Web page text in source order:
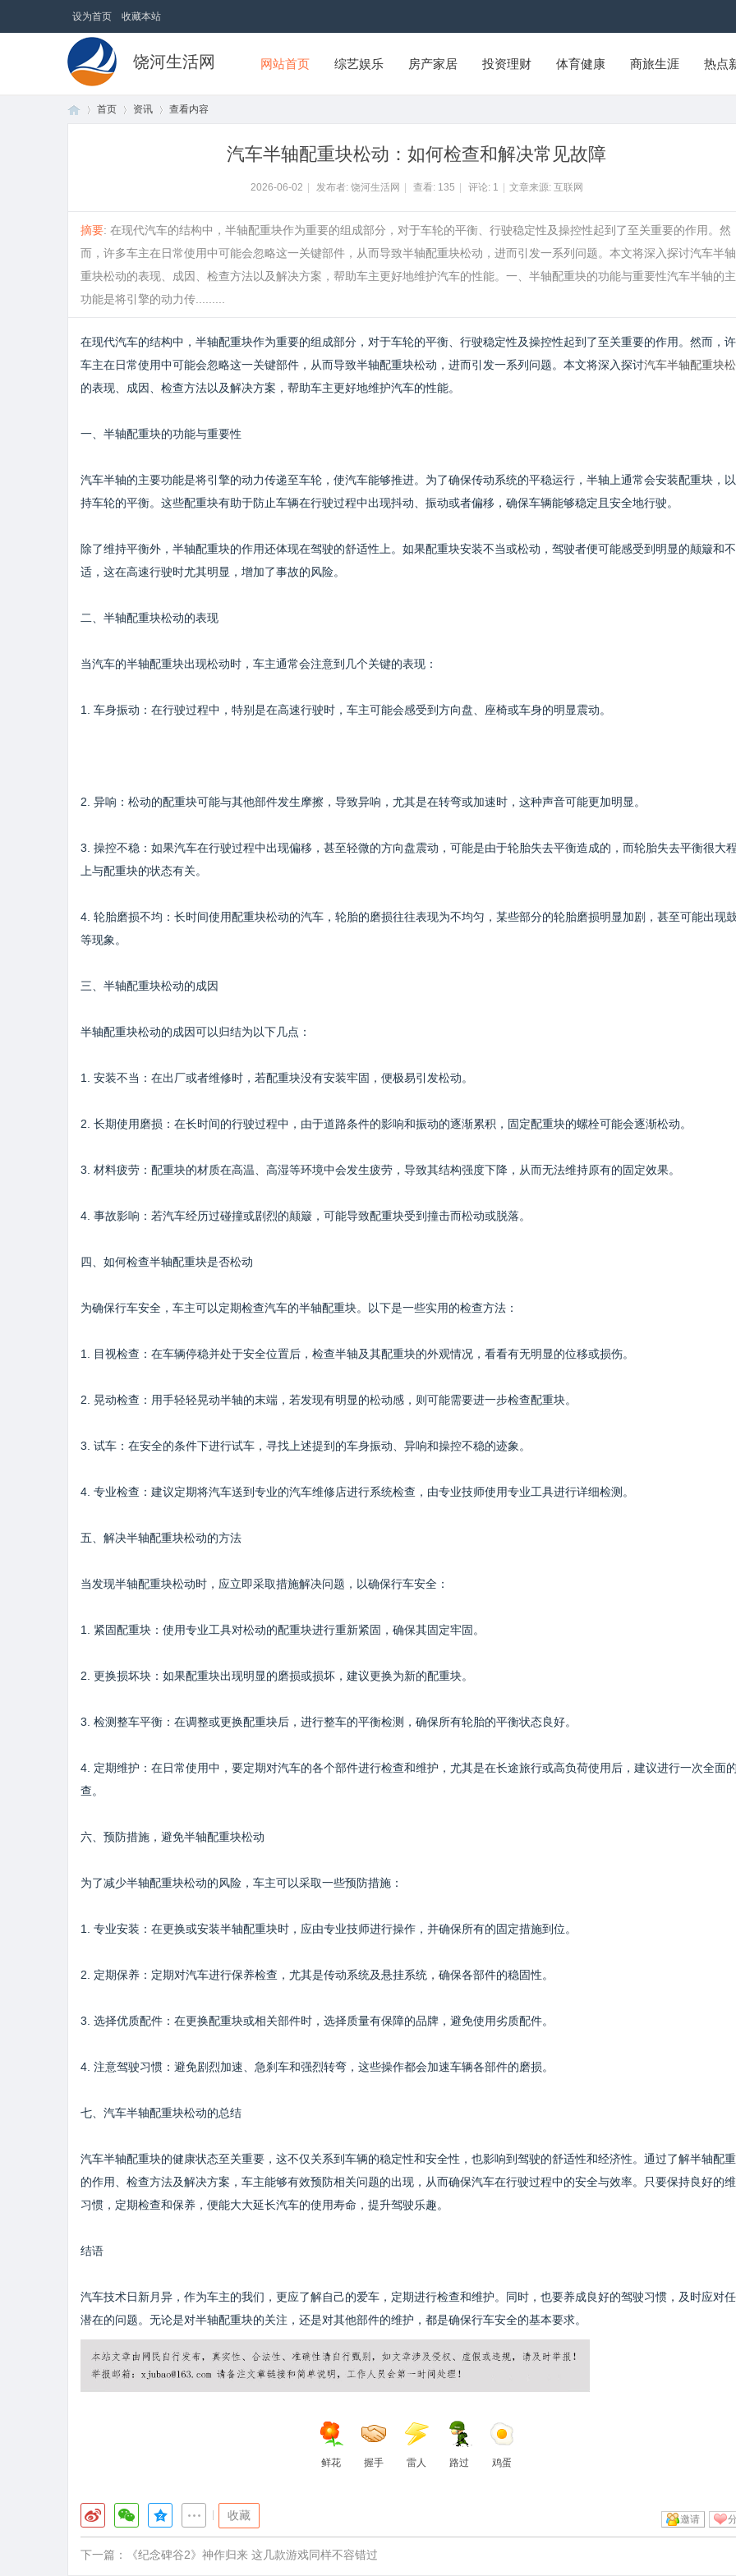
设为首页 收藏本站
饶河生活网 网站首页 综艺娱乐 房产家居 投资理财 体育健康 商旅生涯 热点
首页 资讯 查看内容
汽车半轴配重块松动：如何检查和解决常见故障
2026-06-02 发布者: 饶河生活网 查看: 135 评论: 1 文章来源: 互联网
摘要: 在现代汽车的结构中，半轴配重块作为重要的组成部分，对于车轮的平衡、行驶稳定性及操控性起到了至关重要的作用。然
而，许多车主在日常使用中可能会忽略这一关键部件，从而导致半轴配重块松动，进而引发一系列问题。本文将深入探讨汽车半
重块松动的表现、成因、检查方法以及解决方案，帮助车主更好地维护汽车的性能。一、半轴配重块的功能与重要性汽车半轴的
功能是将引擎的动力传.........
在现代汽车的结构中，半轴配重块作为重要的组成部分，对于车轮的平衡、行驶稳定性及操控性起到了至关重要的作用。然而，
车主在日常使用中可能会忽略这一关键部件，从而导致半轴配重块松动，进而引发一系列问题。本文将深入探讨汽车半轴配重块
的表现、成因、检查方法以及解决方案，帮助车主更好地维护汽车的性能。
一、半轴配重块的功能与重要性
汽车半轴的主要功能是将引擎的动力传递至车轮，使汽车能够推进。为了确保传动系统的平稳运行，半轴上通常会安装配重块，
持车轮的平衡。这些配重块有助于防止车辆在行驶过程中出现抖动、振动或者偏移，确保车辆能够稳定且安全地行驶。
除了维持平衡外，半轴配重块的作用还体现在驾驶的舒适性上。如果配重块安装不当或松动，驾驶者便可能感受到明显的颠簸和不
适，这在高速行驶时尤其明显，增加了事故的风险。
二、半轴配重块松动的表现
当汽车的半轴配重块出现松动时，车主通常会注意到几个关键的表现：
1. 车身振动：在行驶过程中，特别是在高速行驶时，车主可能会感受到方向盘、座椅或车身的明显震动。
2. 异响：松动的配重块可能与其他部件发生摩擦，导致异响，尤其是在转弯或加速时，这种声音可能更加明显。
3. 操控不稳：如果汽车在行驶过程中出现偏移，甚至轻微的方向盘震动，可能是由于轮胎失去平衡造成的，而轮胎失去平衡很大
上与配重块的状态有关。
4. 轮胎磨损不均：长时间使用配重块松动的汽车，轮胎的磨损往往表现为不均匀，某些部分的轮胎磨损明显加剧，甚至可能出现
等现象。
三、半轴配重块松动的成因
半轴配重块松动的成因可以归结为以下几点：
1. 安装不当：在出厂或者维修时，若配重块没有安装牢固，便极易引发松动。
2. 长期使用磨损：在长时间的行驶过程中，由于道路条件的影响和振动的逐渐累积，固定配重块的螺栓可能会逐渐松动。
3. 材料疲劳：配重块的材质在高温、高湿等环境中会发生疲劳，导致其结构强度下降，从而无法维持原有的固定效果。
4. 事故影响：若汽车经历过碰撞或剧烈的颠簸，可能导致配重块受到撞击而松动或脱落。
四、如何检查半轴配重块是否松动
为确保行车安全，车主可以定期检查汽车的半轴配重块。以下是一些实用的检查方法：
1. 目视检查：在车辆停稳并处于安全位置后，检查半轴及其配重块的外观情况，看看有无明显的位移或损伤。
2. 晃动检查：用手轻轻晃动半轴的末端，若发现有明显的松动感，则可能需要进一步检查配重块。
3. 试车：在安全的条件下进行试车，寻找上述提到的车身振动、异响和操控不稳的迹象。
4. 专业检查：建议定期将汽车送到专业的汽车维修店进行系统检查，由专业技师使用专业工具进行详细检测。
五、解决半轴配重块松动的方法
当发现半轴配重块松动时，应立即采取措施解决问题，以确保行车安全：
1. 紧固配重块：使用专业工具对松动的配重块进行重新紧固，确保其固定牢固。
2. 更换损坏块：如果配重块出现明显的磨损或损坏，建议更换为新的配重块。
3. 检测整车平衡：在调整或更换配重块后，进行整车的平衡检测，确保所有轮胎的平衡状态良好。
4. 定期维护：在日常使用中，要定期对汽车的各个部件进行检查和维护，尤其是在长途旅行或高负荷使用后，建议进行一次全面
查。
六、预防措施，避免半轴配重块松动
为了减少半轴配重块松动的风险，车主可以采取一些预防措施：
1. 专业安装：在更换或安装半轴配重块时，应由专业技师进行操作，并确保所有的固定措施到位。
2. 定期保养：定期对汽车进行保养检查，尤其是传动系统及悬挂系统，确保各部件的稳固性。
3. 选择优质配件：在更换配重块或相关部件时，选择质量有保障的品牌，避免使用劣质配件。
4. 注意驾驶习惯：避免剧烈加速、急刹车和强烈转弯，这些操作都会加速车辆各部件的磨损。
七、汽车半轴配重块松动的总结
汽车半轴配重块的健康状态至关重要，这不仅关系到车辆的稳定性和安全性，也影响到驾驶的舒适性和经济性。通过了解半轴配
的作用、检查方法及解决方案，车主能够有效预防相关问题的出现，从而确保汽车在行驶过程中的安全与效率。只要保持良好的
习惯，定期检查和保养，便能大大延长汽车的使用寿命，提升驾驶乐趣。
结语
汽车技术日新月异，作为车主的我们，更应了解自己的爱车，定期进行检查和维护。同时，也要养成良好的驾驶习惯，及时应对
潜在的问题。无论是对半轴配重块的关注，还是对其他部件的维护，都是确保行车安全的基本要求。
鲜花 握手 雷人 路过 鸡蛋
收藏 邀请
下一篇： 《纪念碑谷2》神作归来 这几款游戏同样不容错过